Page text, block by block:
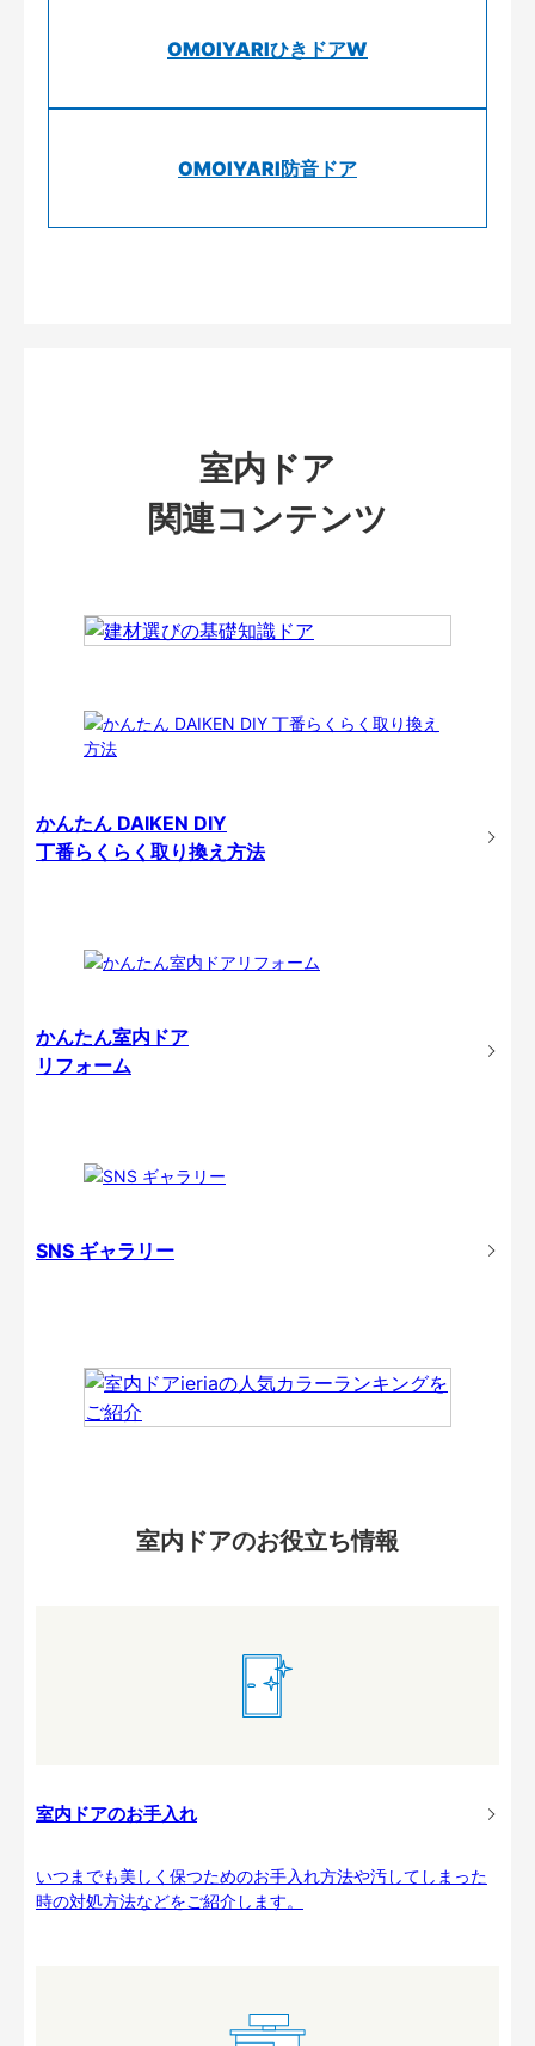
OMOIYARIひきドアW
OMOIYARI防音ドア
室内ドア
関連コンテンツ
かんたん DAIKEN DIY
丁番らくらく取り換え方法
かんたん室内ドア
リフォーム
SNS ギャラリー
室内ドアのお役立ち情報
室内ドアのお手入れ
いつまでも美しく保つためのお手入れ方法や汚してしまった
時の対処方法などをご紹介します。